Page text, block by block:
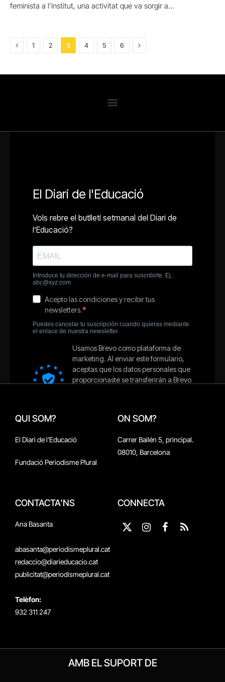
feminista a l’institut, una activitat que va sorgir a…
Previous
1 2 3 4 5 6 Next
QUI SOM?
El Diari de l'Educació
Fundació Periodisme Plural
ON SOM?
Carrer Bailén 5, principal.
08010, Barcelona
CONTACTA'NS
Ana Basanta
abasanta@periodismeplural.cat
redaccio@diarieducacio.cat
publicitat@periodismeplural.cat
Telèfon:
932 311 247
CONNECTA
X
InstagramFacebook
RSS
AMB EL SUPORT DE